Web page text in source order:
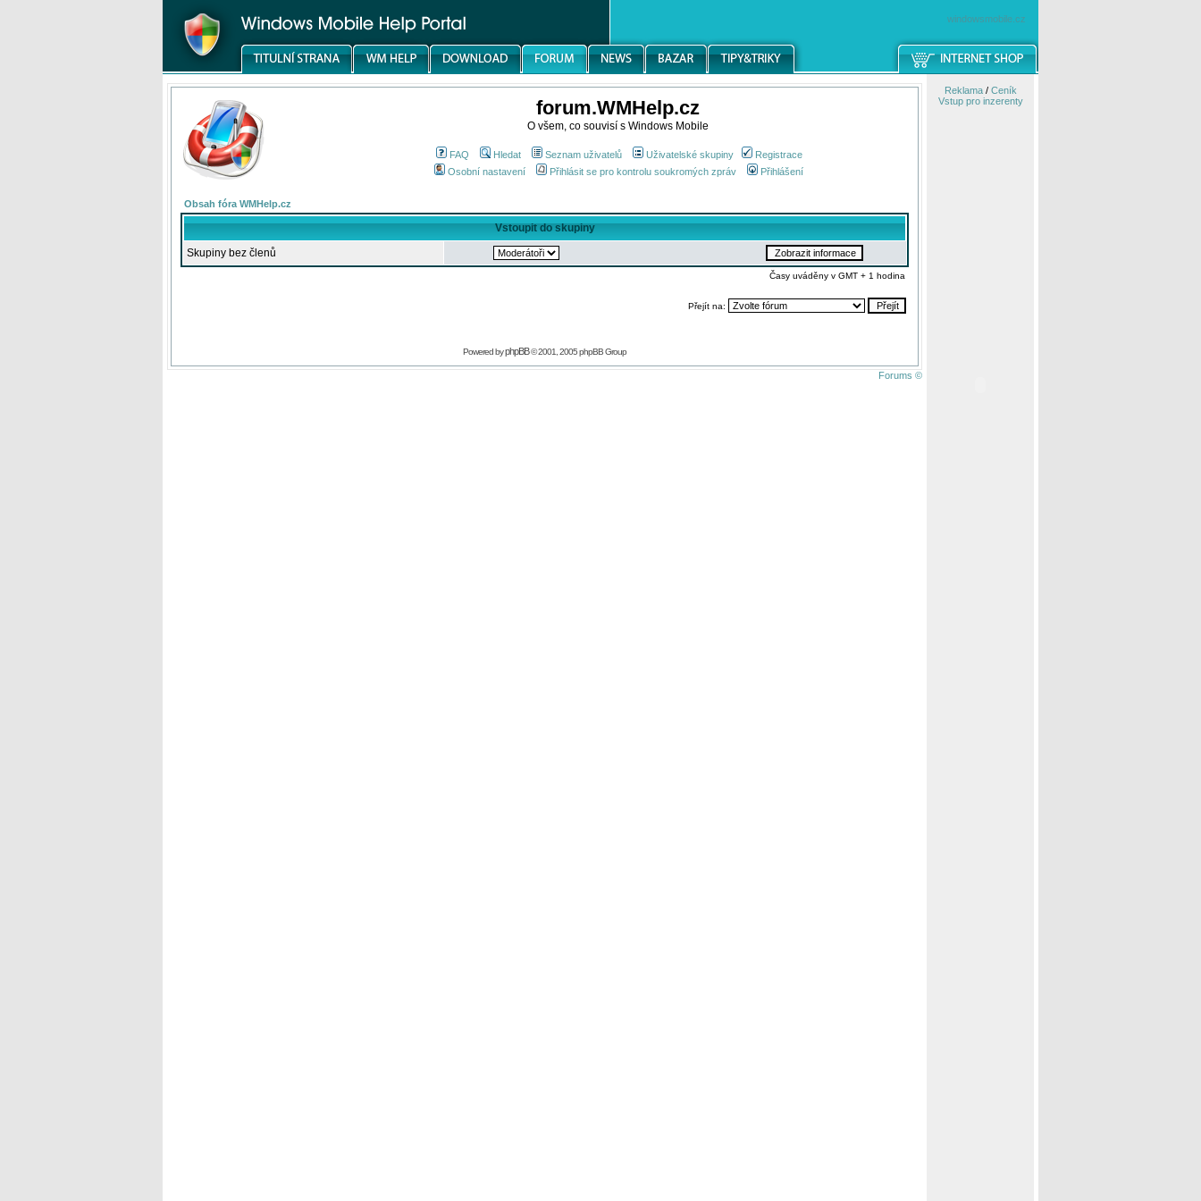
windowsmobile.cz
forum.WMHelp.cz
O všem, co souvisí s Windows Mobile
FAQ Hledat Seznam uživatelů Uživatelské skupiny
Registrace
Osobní nastavení
Přihlásit se pro kontrolu soukromých zpráv Přihlášení
Obsah fóra WMHelp.cz
Vstoupit do skupiny
Skupiny bez členů
Časy uváděny v GMT + 1 hodina
Přejít na:
Powered byphpBB© 2001, 2005 phpBB Group
Forums ©
Reklama/ Ceník
Vstup pro inzerenty